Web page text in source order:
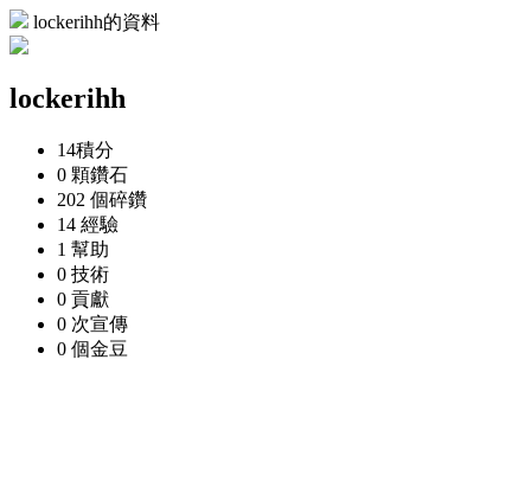
lockerihh的資料
lockerihh
14積分
0 顆鑽石
202 個碎鑽
14 經驗
1 幫助
0 技術
0 貢獻
0 次宣傳
0 個金豆